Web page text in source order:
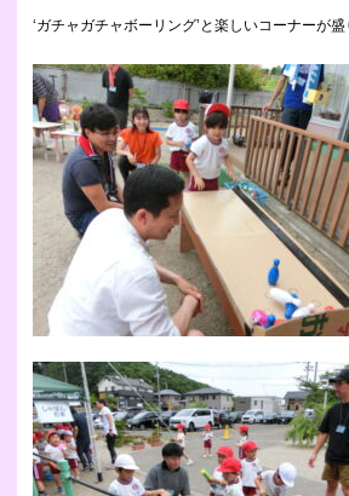
‘ガチャガチャボーリング’と楽しいコーナーが盛